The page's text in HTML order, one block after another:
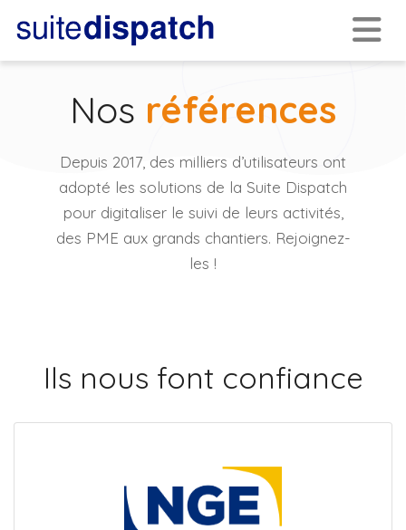
Nos références
Depuis 2017, des milliers d’utilisateurs ont
adopté les solutions de la Suite Dispatch
pour digitaliser le suivi de leurs activités,
des PME aux grands chantiers. Rejoignez-
les !
Ils nous font confiance